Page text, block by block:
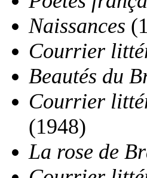
Naissances
Courrier
Beautés du
Courrier
(1948)
La rose de